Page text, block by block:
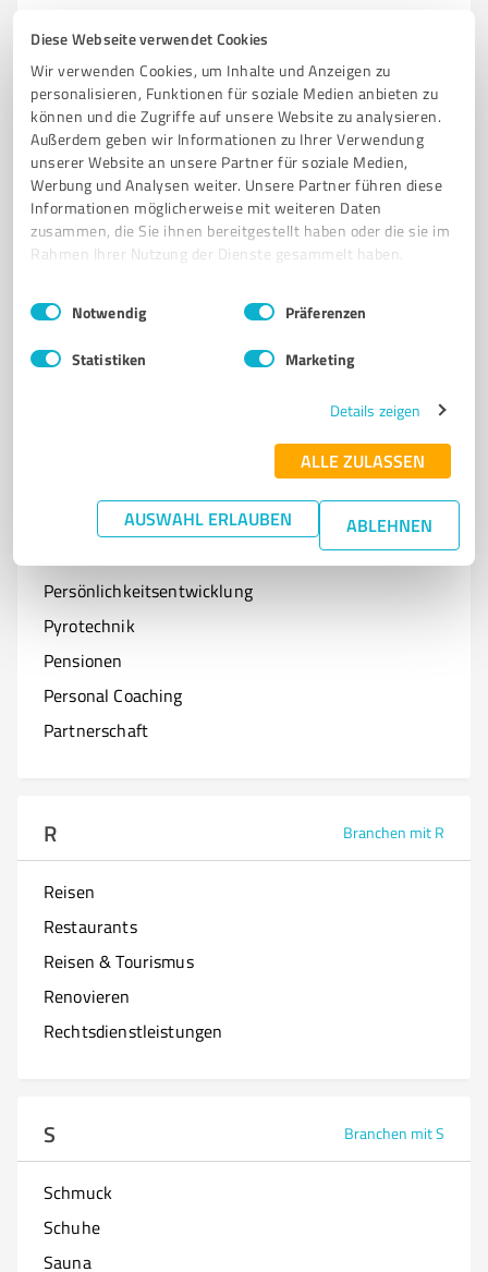
Diese Webseite verwendet Cookies
Wir verwenden Cookies, um Inhalte und Anzeigen zu
personalisieren, Funktionen für soziale Medien anbieten zu
können und die Zugriffe auf unsere Website zu analysieren.
Außerdem geben wir Informationen zu Ihrer Verwendung
unserer Website an unsere Partner für soziale Medien,
Werbung und Analysen weiter. Unsere Partner führen diese
Informationen möglicherweise mit weiteren Daten
zusammen, die Sie ihnen bereitgestellt haben oder die sie im
Rahmen Ihrer Nutzung der Dienste gesammelt haben.
Impressum Datenschutzbestimmungen
Einwilligungsauswahl
Notwendig Präferenzen
Statistiken Marketing
Details zeigen
ALLE ZULASSEN
AUSWAHL ERLAUBEN ABLEHNEN
N
Natur & Umwelt
Nagelstudios
O Branchen mit O
Optiker
Onlineshops
Branchen mit P
Persönlichkeitsentwicklung
Pyrotechnik
Pensionen
Personal Coaching
Partnerschaft
R Branchen mit R
Reisen
Restaurants
Reisen & Tourismus
Renovieren
Rechtsdienstleistungen
S Branchen mit S
Schmuck
Schuhe
Sauna